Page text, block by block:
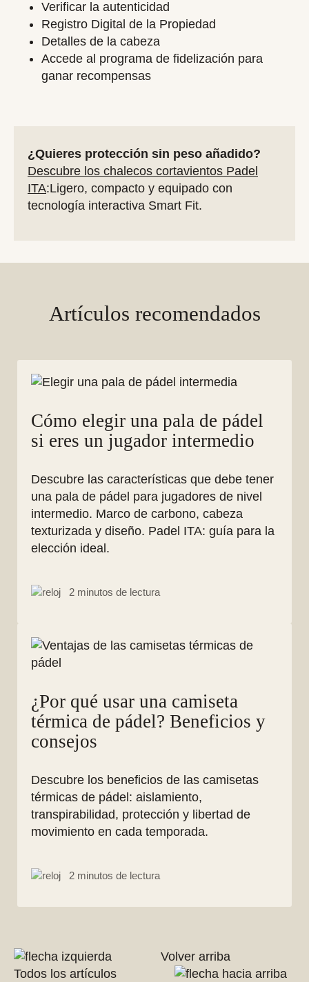
Verificar la autenticidad
Registro Digital de la Propiedad
Detalles de la cabeza
Accede al programa de fidelización para
ganar recompensas
¿Quieres protección sin peso añadido?
Descubre los chalecos cortavientos Padel
ITA:Ligero, compacto y equipado con
tecnología interactiva Smart Fit.
Artículos recomendados
Cómo elegir una pala de pádel
si eres un jugador intermedio
Descubre las características que debe tener
una pala de pádel para jugadores de nivel
intermedio. Marco de carbono, cabeza
texturizada y diseño. Padel ITA: guía para la
elección ideal.
2 minutos de lectura
¿Por qué usar una camiseta
térmica de pádel? Beneficios y
consejos
Descubre los beneficios de las camisetas
térmicas de pádel: aislamiento,
transpirabilidad, protección y libertad de
movimiento en cada temporada.
2 minutos de lectura
Todos los artículos
Volver arriba